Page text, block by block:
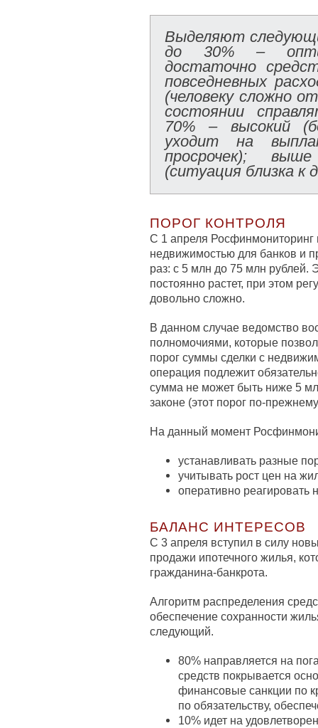
Выделяют
до 30% –
достаточно
повседневных
(человеку сложно
состоянии
70% – высокий
уходит на
просрочек);
(ситуация близка к
ПОРОГ КОНТРОЛЯ
С 1 апреля Росфинмониторинг
недвижимостью для банков и
раз: с 5 млн до 75 млн рублей.
постоянно растет, при этом
довольно сложно.
В данном случае ведомство
полномочиями, которые
порог суммы сделки с
операция подлежит
сумма не может быть ниже 5
законе (этот порог по-
На данный момент
устанавливать разные
учитывать рост цен на
оперативно
БАЛАНС ИНТЕРЕСОВ
С 3 апреля вступил в силу
продажи ипотечного жилья,
гражданина-банкрота.
Алгоритм распределения
обеспечение сохранности
следующий.
80% направляется на
средств покрывается
финансовые санкции по
по обязательству,
10% идет на